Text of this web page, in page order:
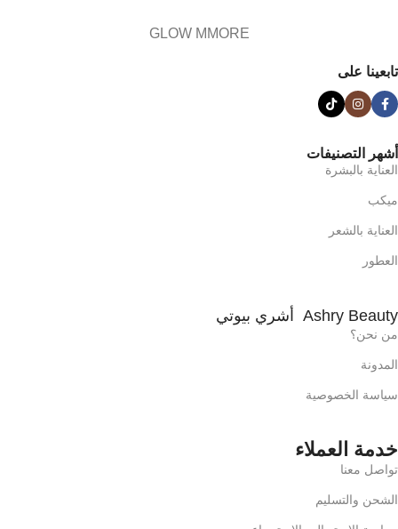
GLOW MMORE
تابعينا على
أشهر التصنيفات
العناية بالبشرة
ميكب
العناية بالشعر
العطور
Ashry Beauty أشري بيوتي
من نحن؟
المدونة
سياسة الخصوصية
خدمة العملاء
تواصل معنا
الشحن والتسليم